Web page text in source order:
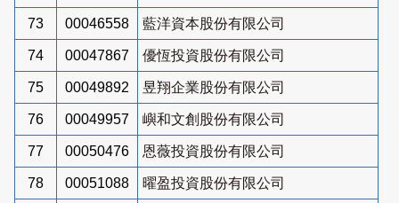
73 00046558 藍洋資本股份有限公司
74 00047867 優恆投資股份有限公司
75 00049892 昱翔企業股份有限公司
76 00049957 嶼和文創股份有限公司
77 00050476 恩薇投資股份有限公司
78 00051088 曜盈投資股份有限公司